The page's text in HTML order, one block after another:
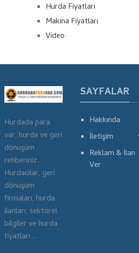
Hurda Fiyatları
Makina Fiyatları
Video
Hurdada para
var, hurda ve geri
dönüşüm
rehberiniz.
Hurdacılar, geri
dönüşüm
firmaları, hurda
ilanları, sektörel
bilgiler ve hurda
fiyatları …
SAYFALAR
Hakkında
İletişim
Reklam & İlan
Ver